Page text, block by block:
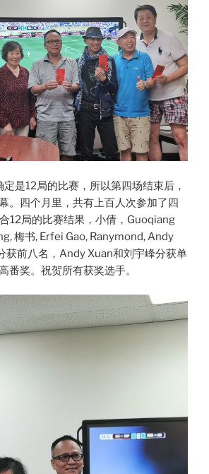
是12局的比赛，所以第四场结束后，
。四个月里，共有上百人次参加了四
12局的比赛结果，小倩，Guoqiang
梅书, Erfei Gao, Ranymond, Andy
获前八名，Andy Xuan和刘宇峰分获单
番奖。祝贺所有获奖选手。